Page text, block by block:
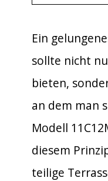
Ein
sollte nicht
bieten,
an dem man
Modell
diesem
teilige